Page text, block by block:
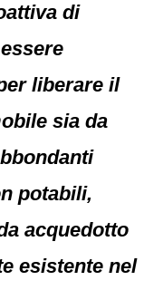
di
liberare il
sia da
potabili,
acquedotto
esistente nel